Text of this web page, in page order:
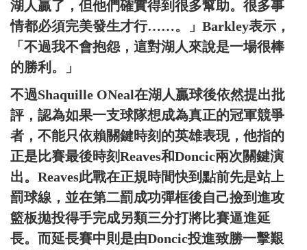
湖人贏了，但他們確實得到很多幫助。很多事
情都必須完美發生才行……。」Barkley表示，
「不過我不會抱怨，這對湖人來說是一場很棒
的勝利。」
不過Shaquille ONeal在湖人贏球後依然提出批
評，認為如果一支球隊想成為真正的冠軍競爭
者，不能只依賴關鍵時刻的英雄表現，他指的
正是比賽最後時刻Reaves和Doncic兩次關鍵演
出。Reaves此戰在正規時間快到點前先是站上
罰球線，並在第二罰成功彈框後自己撿到進攻
籃板拋投得手完成另類三分打將比賽逼進延
長。而延長賽中則是由Doncic投進致勝一擊艱